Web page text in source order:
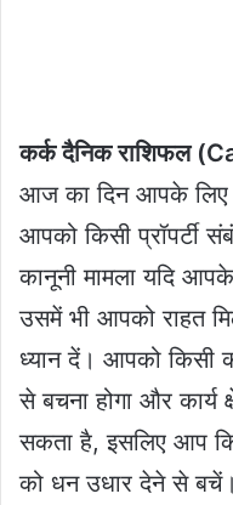
कर्क दैनिक राशिफल
आज का दिन आपके लिए
आपको किसी प्रॉपर्टी
कानूनी मामला यदि
उसमें भी आपको राहत
ध्यान दें। आपको किसी
से बचना होगा और
सकता है, इसलिए आप
को धन उधार देने से बचें।